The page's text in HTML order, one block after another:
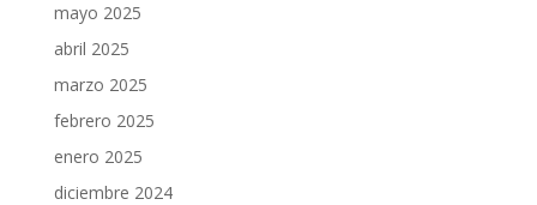
mayo 2025
abril 2025
marzo 2025
febrero 2025
enero 2025
diciembre 2024